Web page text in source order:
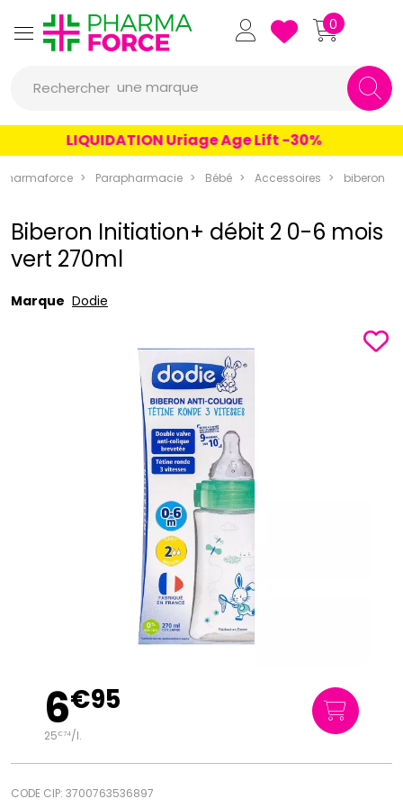
Pharmaforce Grande
0
Rechercher
un produit
une marque
LIQUIDATION Uriage Age Lift -30%
Pharmaforce Parapharmacie Bébé Accessoires biberon
Biberon Initiation+ débit 2 0-6 mois
vert 270ml
Marque Dodie
6€95
25€74/l.
CODE CIP: 3700763536897